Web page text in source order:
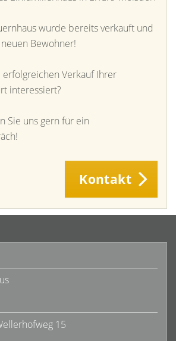
wurde bereits verkauft und
Bewohner!
erfolgreichen Verkauf Ihrer
interessiert?
Sie uns gern für ein
Kontakt
15